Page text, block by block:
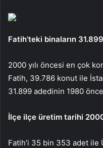
Fatih’teki binaların
2000 yılı öncesi en çok
Fatih, 39.786 konut ile
31.899 adedinin 1980
İlçe ilçe üretim tarihi
Fatih’i 35 bin 353 adet ile